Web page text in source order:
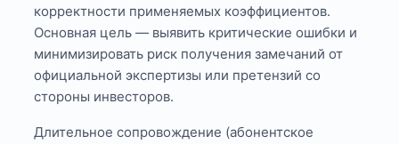
корректности применяемых коэффициентов.
Основная цель — выявить критические ошибки и
минимизировать риск получения замечаний от
официальной экспертизы или претензий со
стороны инвесторов.
Длительное сопровождение (абонентское